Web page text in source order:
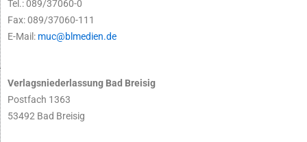
Tel.: 089/37060-0
Fax: 089/37060-111
E-Mail: muc@blmedien.de
Verlagsniederlassung Bad Breisig
Postfach 1363
53492 Bad Breisig